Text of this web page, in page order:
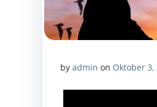
by admin on Oktober 3,